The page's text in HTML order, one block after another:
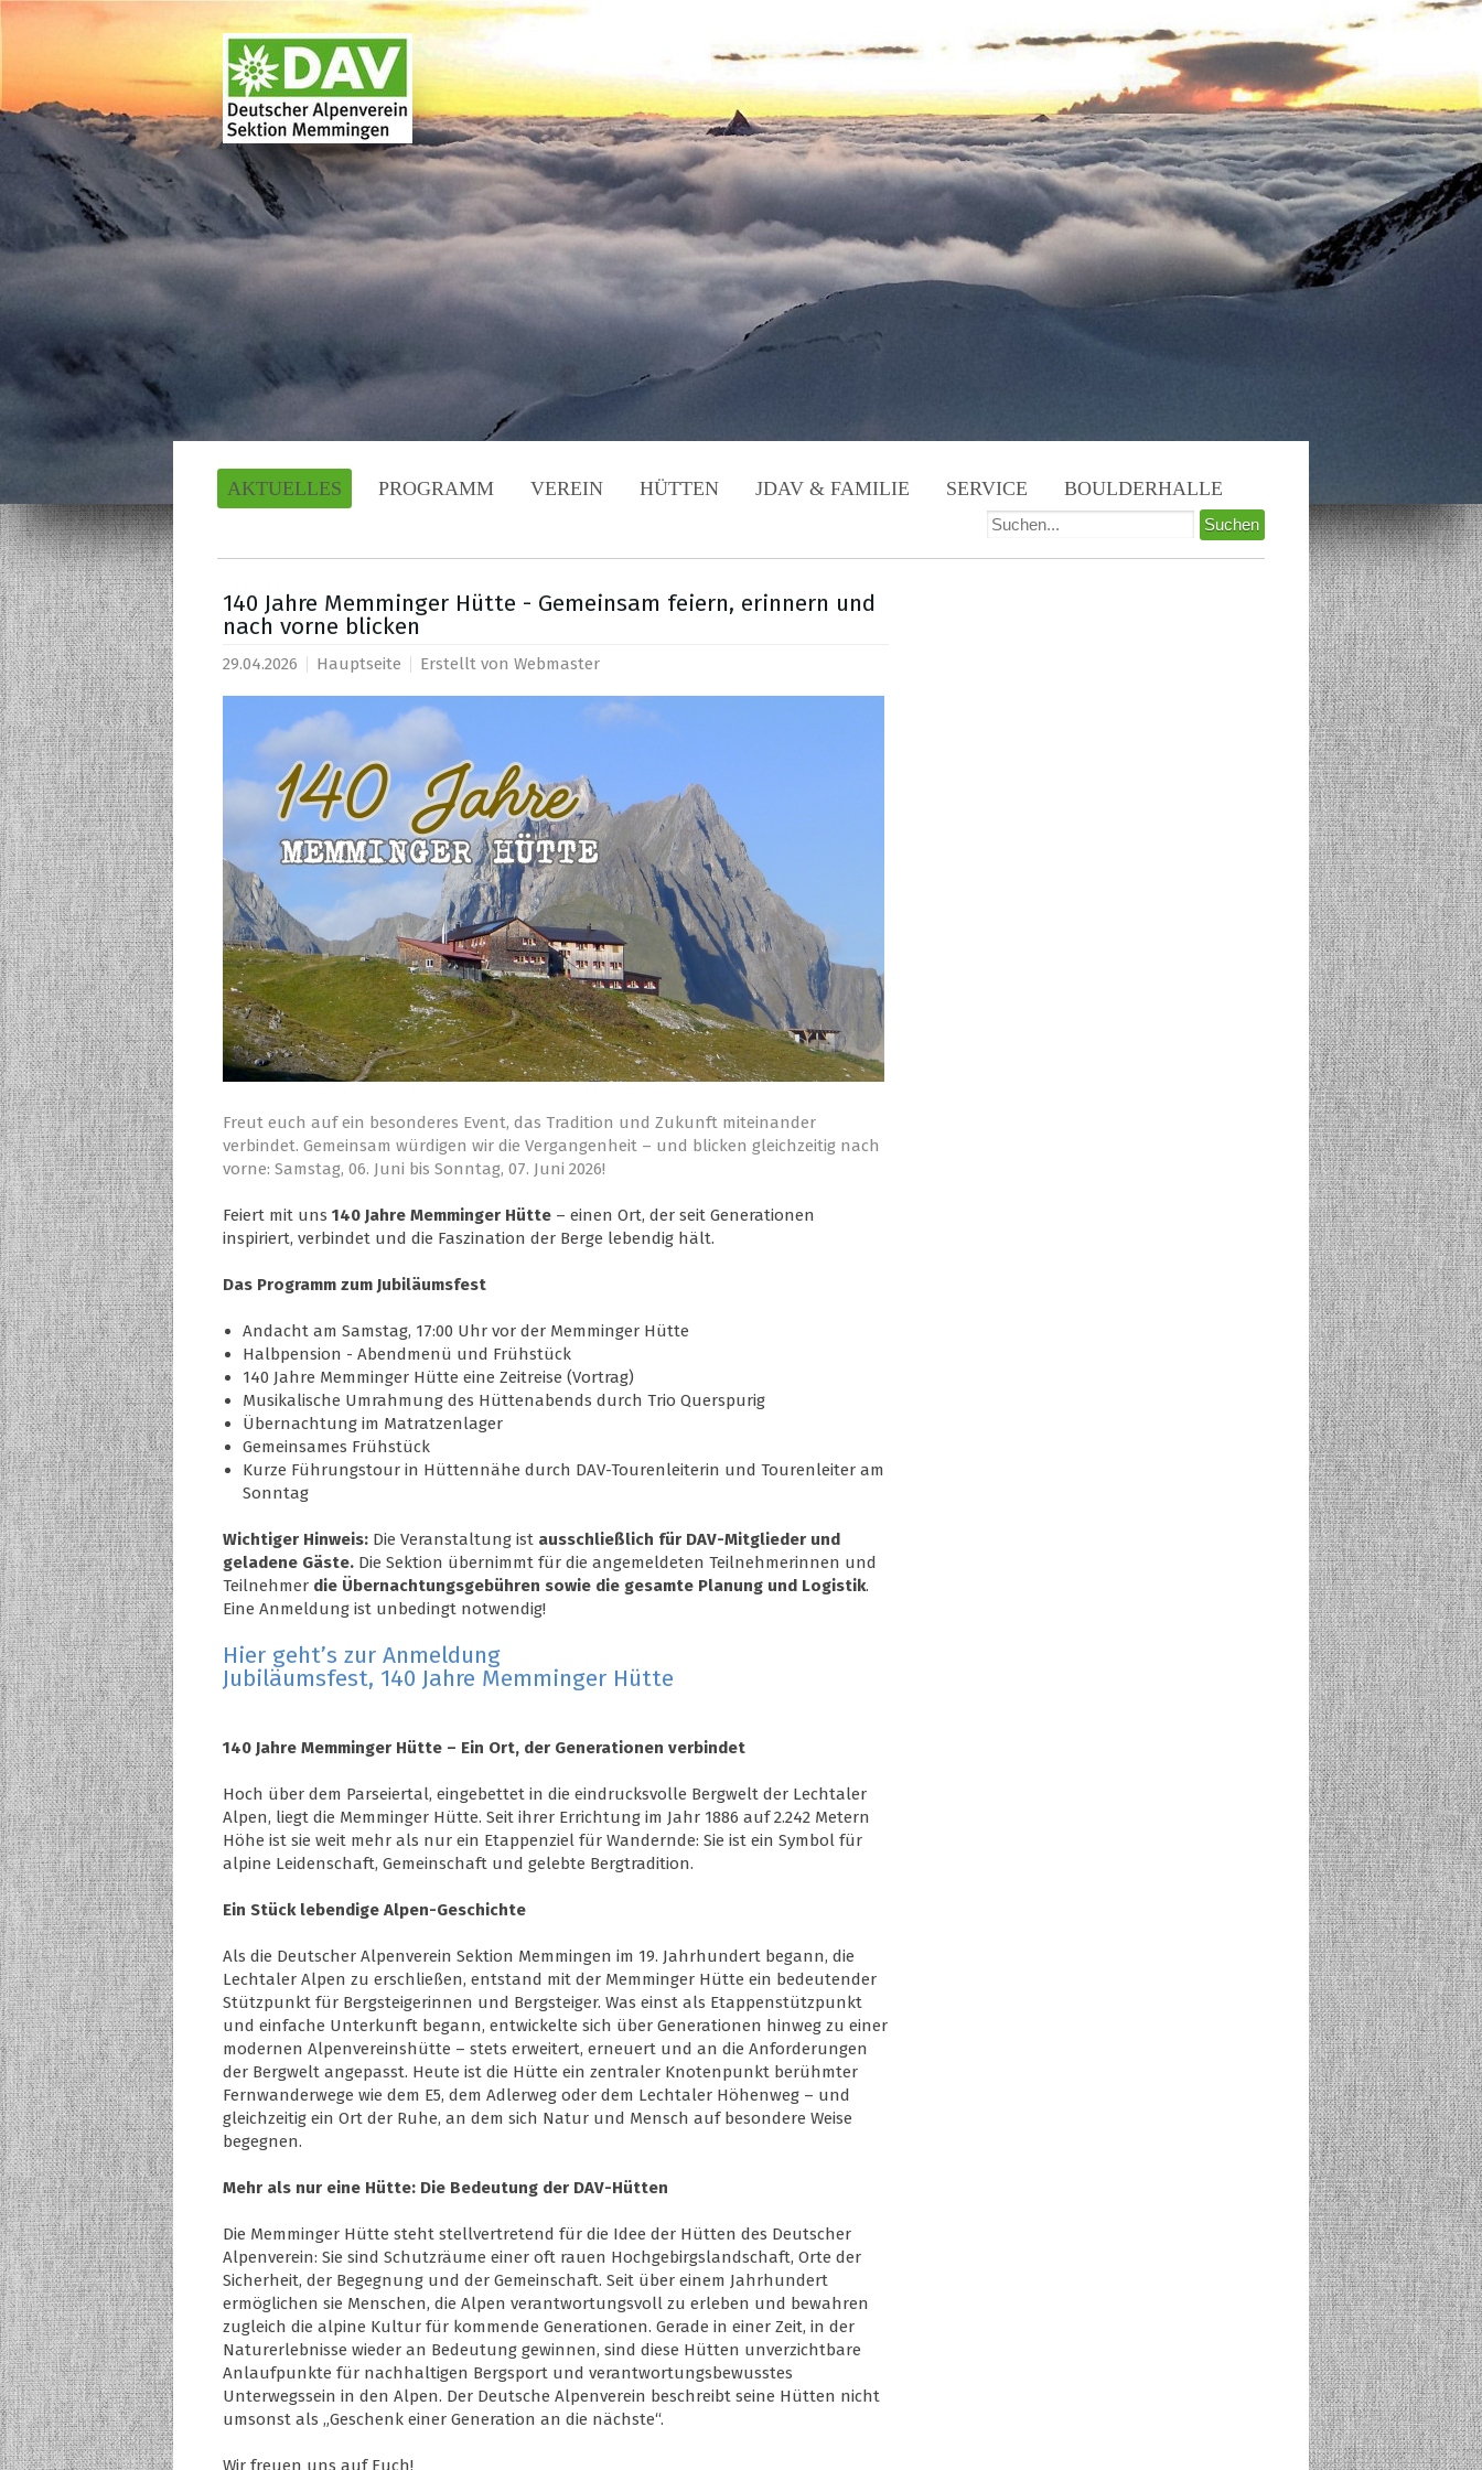
AKTUELLES PROGRAMM VEREIN HÜTTEN JDAV & FAMILIE SERVICE BOULDERHALLE
140 Jahre Memminger Hütte - Gemeinsam feiern, erinnern und
nach vorne blicken
29.04.2026 Hauptseite Erstellt von Webmaster
Freut euch auf ein besonderes Event, das Tradition und Zukunft miteinander
verbindet. Gemeinsam würdigen wir die Vergangenheit – und blicken gleichzeitig nach
vorne: Samstag, 06. Juni bis Sonntag, 07. Juni 2026!
Feiert mit uns 140 Jahre Memminger Hütte – einen Ort, der seit Generationen
inspiriert, verbindet und die Faszination der Berge lebendig hält.
Das Programm zum Jubiläumsfest
Andacht am Samstag, 17:00 Uhr vor der Memminger Hütte
Halbpension - Abendmenü und Frühstück
140 Jahre Memminger Hütte eine Zeitreise (Vortrag)
Musikalische Umrahmung des Hüttenabends durch Trio Querspurig
Übernachtung im Matratzenlager
Gemeinsames Frühstück
Kurze Führungstour in Hüttennähe durch DAV-Tourenleiterin und Tourenleiter am
Sonntag
Wichtiger Hinweis: Die Veranstaltung ist ausschließlich für DAV-Mitglieder und
geladene Gäste. Die Sektion übernimmt für die angemeldeten Teilnehmerinnen und
Teilnehmer die Übernachtungsgebühren sowie die gesamte Planung und Logistik.
Eine Anmeldung ist unbedingt notwendig!
Hier geht’s zur Anmeldung
Jubiläumsfest, 140 Jahre Memminger Hütte
140 Jahre Memminger Hütte – Ein Ort, der Generationen verbindet
Hoch über dem Parseiertal, eingebettet in die eindrucksvolle Bergwelt der Lechtaler
Alpen, liegt die Memminger Hütte. Seit ihrer Errichtung im Jahr 1886 auf 2.242 Metern
Höhe ist sie weit mehr als nur ein Etappenziel für Wandernde: Sie ist ein Symbol für
alpine Leidenschaft, Gemeinschaft und gelebte Bergtradition.
Ein Stück lebendige Alpen-Geschichte
Als die Deutscher Alpenverein Sektion Memmingen im 19. Jahrhundert begann, die
Lechtaler Alpen zu erschließen, entstand mit der Memminger Hütte ein bedeutender
Stützpunkt für Bergsteigerinnen und Bergsteiger. Was einst als Etappenstützpunkt
und einfache Unterkunft begann, entwickelte sich über Generationen hinweg zu einer
modernen Alpenvereinshütte – stets erweitert, erneuert und an die Anforderungen
der Bergwelt angepasst. Heute ist die Hütte ein zentraler Knotenpunkt berühmter
Fernwanderwege wie dem E5, dem Adlerweg oder dem Lechtaler Höhenweg – und
gleichzeitig ein Ort der Ruhe, an dem sich Natur und Mensch auf besondere Weise
begegnen.
Mehr als nur eine Hütte: Die Bedeutung der DAV-Hütten
Die Memminger Hütte steht stellvertretend für die Idee der Hütten des Deutscher
Alpenverein: Sie sind Schutzräume einer oft rauen Hochgebirgslandschaft, Orte der
Sicherheit, der Begegnung und der Gemeinschaft. Seit über einem Jahrhundert
ermöglichen sie Menschen, die Alpen verantwortungsvoll zu erleben und bewahren
zugleich die alpine Kultur für kommende Generationen. Gerade in einer Zeit, in der
Naturerlebnisse wieder an Bedeutung gewinnen, sind diese Hütten unverzichtbare
Anlaufpunkte für nachhaltigen Bergsport und verantwortungsbewusstes
Unterwegssein in den Alpen. Der Deutsche Alpenverein beschreibt seine Hütten nicht
umsonst als „Geschenk einer Generation an die nächste“.
Wir freuen uns auf Euch!